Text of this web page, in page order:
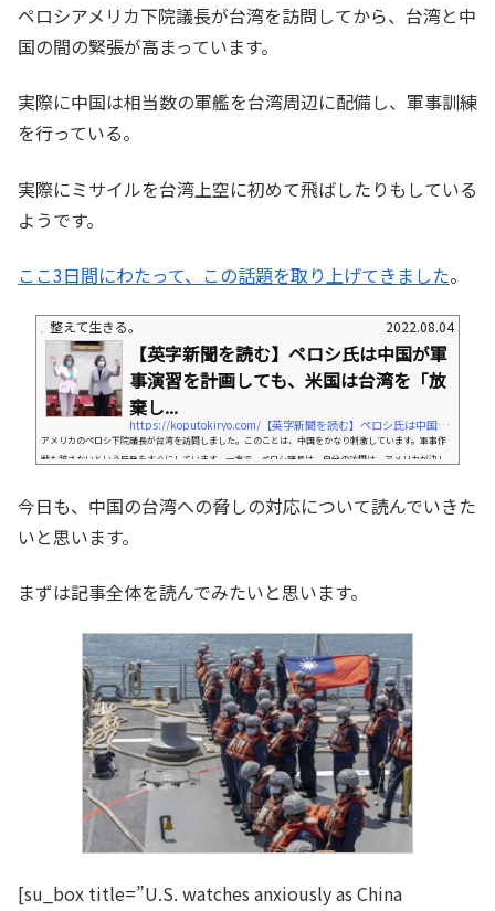
ペロシアメリカ下院議長が台湾を訪問してから、台湾と中
国の間の緊張が高まっています。
実際に中国は相当数の軍艦を台湾周辺に配備し、軍事訓練
を行っている。
実際にミサイルを台湾上空に初めて飛ばしたりもしている
ようです。
ここ3日間にわたって、この話題を取り上げてきました。
整えて生きる。 2022.08.04
【英字新聞を読む】ペロシ氏は中国が軍
事演習を計画しても、米国は台湾を「放
棄し...
https://koputokiryo.com/【英字新聞を読む】ペロシ氏は中国が軍事演習を
アメリカのペロシ下院議長が台湾を訪問しました。このことは、中国をかなり刺激しています。軍事作
戦も辞さないという反発をすぐにしています。一方で、ペロシ議長は、自分の訪問は、アメリカが決し
訪問したことの続報を取り上げようと思います。まずは記事全体を読んでみたいと思います。During a
historic trip to Taiwan Wednesday, US House Speaker Nancy Pelosi said her visit was intende
d to make it "unequivocally clea...
今日も、中国の台湾への脅しの対応について読んでいきた
いと思います。
まずは記事全体を読んでみたいと思います。
[su_box title=”U.S. watches anxiously as China